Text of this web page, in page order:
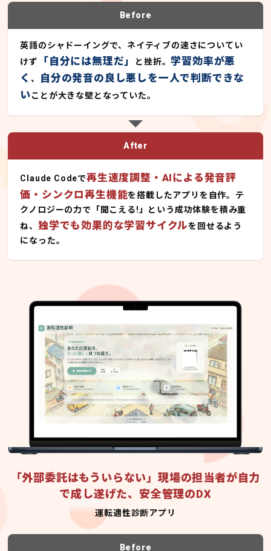
Before
英語のシャドーイングで、ネイティブの速さについてい
けず
「自分には無理だ」 と挫折。学習効率が悪
く、
自分の発音の良し悪しを一人で判断できな
いことが大きな壁となっていた。
After
Claude Codeで再生速度調整・AIによる発音評
価・シンクロ再生機能を搭載したアプリを自作。テ
クノロジーの力で「聞こえる!」という成功体験を積み重
ね、独学でも効果的な学習サイクルを回せるよう
になった。
「外部委託はもういらない」現場の担当者が自力
で成し遂げた、安全管理のDX
運転適性診断アプリ
Before